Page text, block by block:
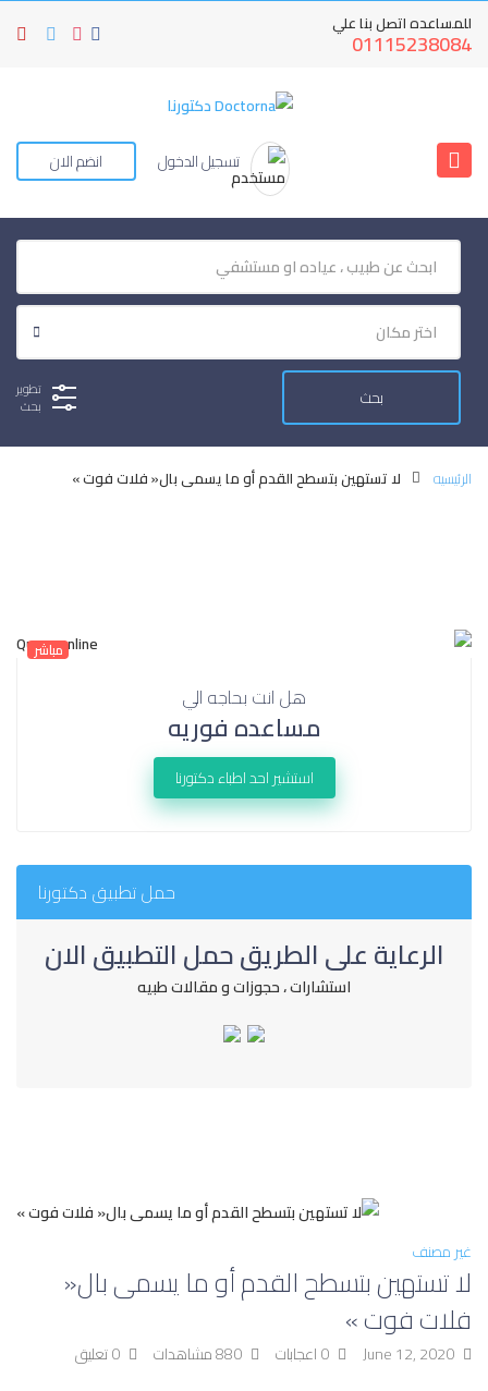
للمساعده اتصل بنا علي
01115238084
تسجيل الدخول انضم الان
تطوير
بحث
الرئيسيه لا تستهين بتسطح القدم أو ما يسمى بال« فلات فوت »
غير مصنف
لا تستهين بتسطح القدم أو ما يسمى بال«
فلات فوت »
June 12, 2020 0 اعجابات 880 مشاهدات
0 تعليق
مباشر
هل انت بحاجه الي
مساعده فوريه
استشير احد اطباء دكتورنا
حمل تطبيق دكتورنا
الرعاية على الطريق حمل التطبيق الان
استشارات ، حجوزات و مقالات طبيه